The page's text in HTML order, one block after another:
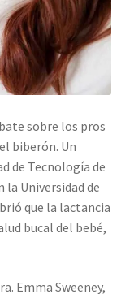
sobre los pros
biberón. Un
de Tecnología de
la Universidad de
que la lactancia
bucal del bebé,
Emma Sweeney,